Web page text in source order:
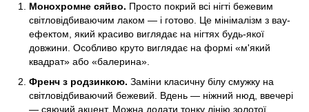
Монохромне сяйво. Просто покрий всі нігті бежевим
світловідбиваючим лаком — і готово. Це мінімалізм з вау-
ефектом, який красиво виглядає на нігтях будь-якої
довжини. Особливо круто виглядає на формі «м'який
квадрат» або «балерина».
Френч з родзинкою. Заміни класичну білу смужку на
світловідбиваючий бежевий. Вдень — ніжний нюд, ввечері
— сяючий акцент. Можна додати тонку лінію золотої